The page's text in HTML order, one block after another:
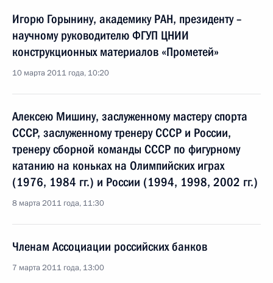
Игорю Горынину, академику РАН, президенту –
научному руководителю ФГУП ЦНИИ
конструкционных материалов «Прометей»
10 марта 2011 года, 10:20
Алексею Мишину, заслуженному мастеру спорта
СССР, заслуженному тренеру СССР и России,
тренеру сборной команды СССР по фигурному
катанию на коньках на Олимпийских играх
(1976, 1984 гг.) и России (1994, 1998, 2002 гг.)
8 марта 2011 года, 11:30
Членам Ассоциации российских банков
7 марта 2011 года, 13:00